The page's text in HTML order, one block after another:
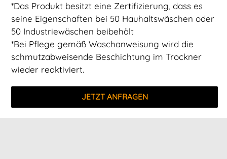
*Das Produkt besitzt eine Zertifizierung, dass es
seine Eigenschaften bei 50 Hauhaltswäschen oder
50 Industriewäschen beibehält
*Bei Pflege gemäß Waschanweisung wird die
schmutzabweisende Beschichtung im Trockner
wieder reaktiviert.
JETZT ANFRAGEN